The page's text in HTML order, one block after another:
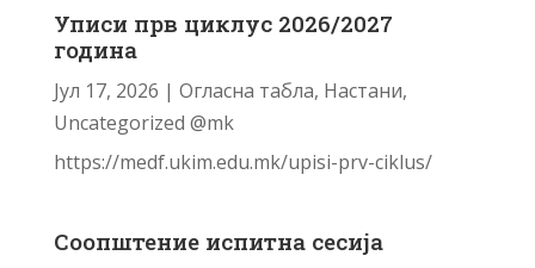
Уписи прв циклус 2026/2027
година
Јул 17, 2026 | Огласна табла, Настани,
Uncategorized @mk
https://medf.ukim.edu.mk/upisi-prv-ciklus/
Соопштение испитна сесија